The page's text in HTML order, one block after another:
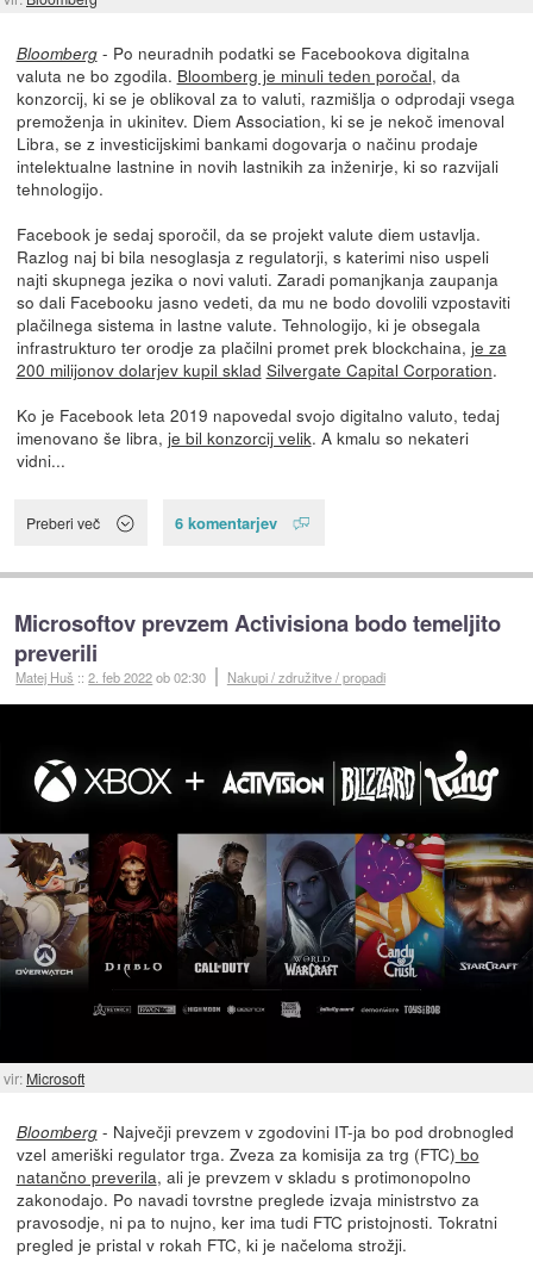
Bloomberg- Po neuradnih podatki se Facebookova digitalna
valuta ne bo zgodila. Bloomberg je minuli teden poročal, da
konzorcij, ki se je oblikoval za to valuti, razmišlja o odprodaji vsega
premoženja in ukinitev. Diem Association, ki se je nekoč imenoval
Libra, se z investicijskimi bankami dogovarja o načinu prodaje
intelektualne lastnine in novih lastnikih za inženirje, ki so razvijali
tehnologijo.
Facebook je sedaj sporočil, da se projekt valute diem ustavlja.
Razlog naj bi bila nesoglasja z regulatorji, s katerimi niso uspeli
najti skupnega jezika o novi valuti. Zaradi pomanjkanja zaupanja
so dali Facebooku jasno vedeti, da mu ne bodo dovolili vzpostaviti
plačilnega sistema in lastne valute. Tehnologijo, ki je obsegala
infrastrukturo ter orodje za plačilni promet prek blockchaina, je za
200 milijonov dolarjev kupil sklad Silvergate Capital Corporation.
Ko je Facebook leta 2019 napovedal svojo digitalno valuto, tedaj
imenovano še libra, je bil konzorcij velik. A kmalu so nekateri
vidni...
Preberi več 6 komentarjev
Microsoftov prevzem Activisiona bodo temeljito
preverili
Matej Huš ::2. feb 2022ob 02:30 Nakupi / združitve / propadi
vir: Microsoft
Bloomberg- Največji prevzem v zgodovini IT-ja bo pod drobnogled
vzel ameriški regulator trga. Zveza za komisija za trg (FTC) bo
natančno preverila, ali je prevzem v skladu s protimonopolno
zakonodajo. Po navadi tovrstne preglede izvaja ministrstvo za
pravosodje, ni pa to nujno, ker ima tudi FTC pristojnosti. Tokratni
pregled je pristal v rokah FTC, ki je načeloma strožji.